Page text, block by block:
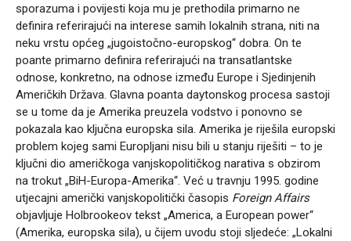
sporazuma i povijesti koja mu je prethodila primarno ne
definira referirajući na interese samih lokalnih strana, niti na
neku vrstu općeg „jugoistočno-europskog“ dobra. On te
poante primarno definira referirajući na transatlantske
odnose, konkretno, na odnose između Europe i Sjedinjenih
Američkih Država. Glavna poanta daytonskog procesa sastoji
se u tome da je Amerika preuzela vodstvo i ponovno se
pokazala kao ključna europska sila. Amerika je riješila europski
problem kojeg sami Europljani nisu bili u stanju riješiti – to je
ključni dio američkoga vanjskopolitičkog narativa s obzirom
na trokut „BiH-Europa-Amerika“. Već u travnju 1995. godine
utjecajni američki vanjskopolitički časopis Foreign Affairs
objavljuje Holbrookeov tekst „America, a European power“
(Amerika, europska sila), u čijem uvodu stoji sljedeće: „Lokalni